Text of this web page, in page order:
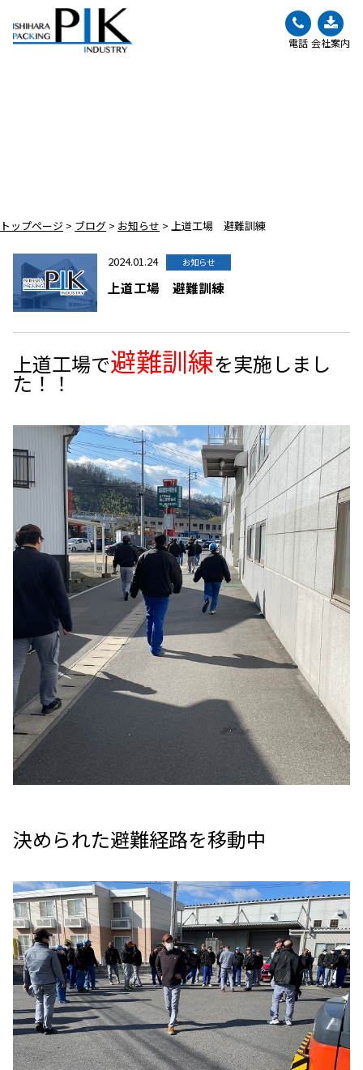
電話 会社案内
トップページ > ブログ > お知らせ > 上道工場 避難訓練
2024.01.24 お知らせ
上道工場 避難訓練
上道工場で避難訓練を実施しまし
た！！
決められた避難経路を移動中